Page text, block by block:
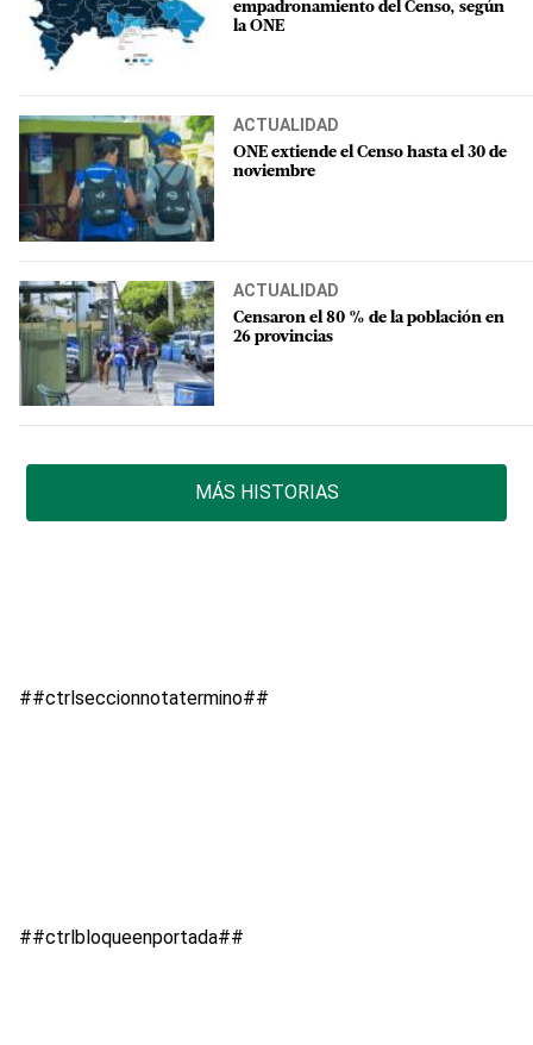
empadronamiento del Censo, según
la ONE
ACTUALIDAD
ONE extiende el Censo hasta el 30 de
noviembre
ACTUALIDAD
Censaron el 80 % de la población en
26 provincias
MÁS HISTORIAS
##ctrlseccionnotatermino##
##ctrlbloqueenportada##